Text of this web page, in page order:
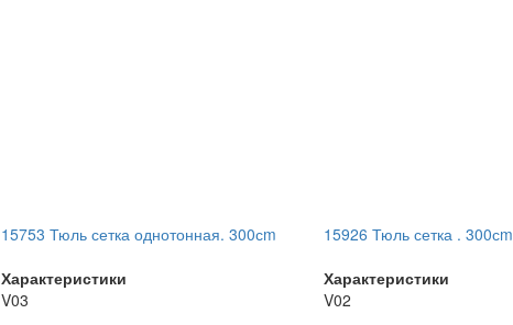
15753 Тюль сетка однотонная. 300сm
Характеристики
V03
15926 Тюль сетка . 300сm
Характеристики
V02